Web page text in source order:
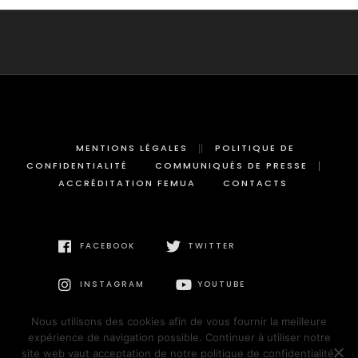
MENTIONS LÉGALES
POLITIQUE DE
CONFIDENTIALITÉ
COMMUNIQUÉS DE PRESSE
ACCRÉDITATION FEMUA
CONTACTS
FACEBOOK TWITTER
INSTAGRAM YOUTUBE
Nous utilisons des cookies afin de vous fournir la meilleure
expérience de navigation possible. Continuer à utiliser notre
site web vaut acceptation de notre politique de confidentialité.